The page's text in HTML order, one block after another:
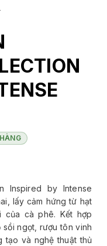
Inspired by Intense
lấy cảm hứng từ hạt
của cà phê. Kết hợp
ngọt, rượu tôn vinh
tạo và nghệ thuật thủ